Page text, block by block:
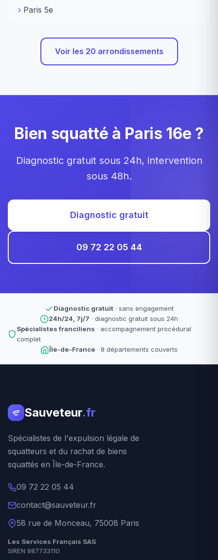
Paris 5e
Voir les 20 arrondissements
Bien squatté à Paris 16e ?
Diagnostic gratuit sous 24h, intervention
sous 48h.
Diagnostic gratuit
09 72 22 05 44
Diagnostic gratuit· sans engagement
24h/24, 7j/7 · diagnostic gratuit sous 24h
Spécialistes franciliens · accompagnement procédural
complet
Île-de-France · 8 départements couverts
Sauveteur.fr
Spécialistes de l'expulsion légale de
squatteurs et du rachat de biens
squattés en Île-de-France.
09 72 22 05 44
contact@sauveteur.fr
58 rue de Monceau, 75008 Paris
Les Services Français SAS
SIREN 987733110